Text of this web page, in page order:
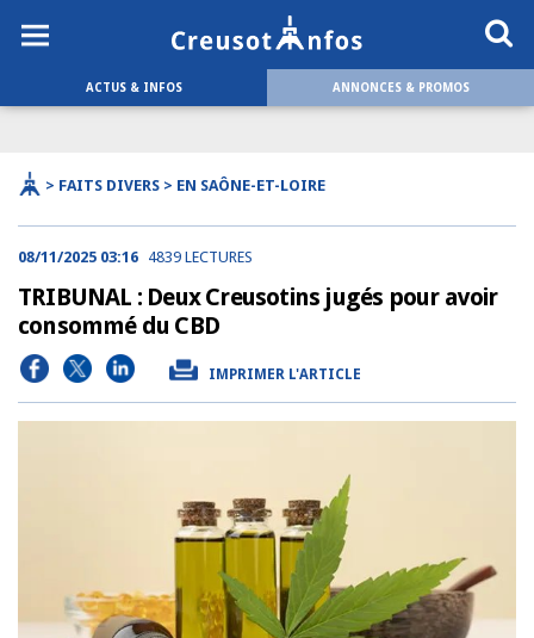
ACTUS & INFOS ANNONCES & PROMOS
> FAITS DIVERS > EN SAÔNE-ET-LOIRE
08/11/2025 03:16 4839 LECTURES
TRIBUNAL : Deux Creusotins jugés pour avoir
consommé du CBD
IMPRIMER L'ARTICLE